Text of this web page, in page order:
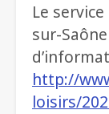
Le
sur-
http://
loisirs/